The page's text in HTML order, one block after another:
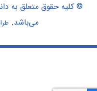
© کلیه حقوق متعلق به
می‌باشد.